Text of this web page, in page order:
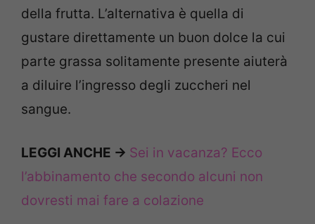
della frutta. L’alternativa è quella di
gustare direttamente un buon dolce la cui
parte grassa solitamente presente aiuterà
a diluire l’ingresso degli zuccheri nel
sangue.
LEGGI ANCHE -> Sei in vacanza? Ecco
l’abbinamento che secondo alcuni non
dovresti mai fare a colazione